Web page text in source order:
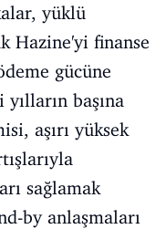
yüklü
Hazine'yi finanse
gücüne
başına
aşırı yüksek
sağlamak
by anlaşmaları